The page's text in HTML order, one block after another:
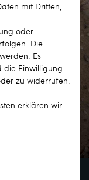
mit Dritten,
oder
Die
Es
die Einwilligung
zu widerrufen.
erklären wir